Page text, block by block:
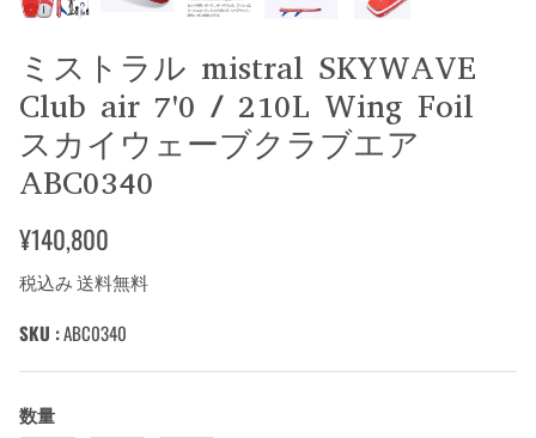
ミストラル mistral SKYWAVE
Club air 7'0 / 210L Wing Foil
スカイウェーブクラブエア
ABC0340
¥140,800
税込み 送料無料
SKU :ABC0340
数量